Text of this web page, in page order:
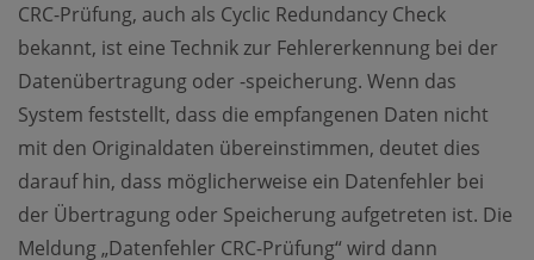
CRC-Prüfung, auch als Cyclic Redundancy Check
bekannt, ist eine Technik zur Fehlererkennung bei der
Datenübertragung oder -speicherung. Wenn das
System feststellt, dass die empfangenen Daten nicht
mit den Originaldaten übereinstimmen, deutet dies
darauf hin, dass möglicherweise ein Datenfehler bei
der Übertragung oder Speicherung aufgetreten ist. Die
Meldung „Datenfehler CRC-Prüfung“ wird dann